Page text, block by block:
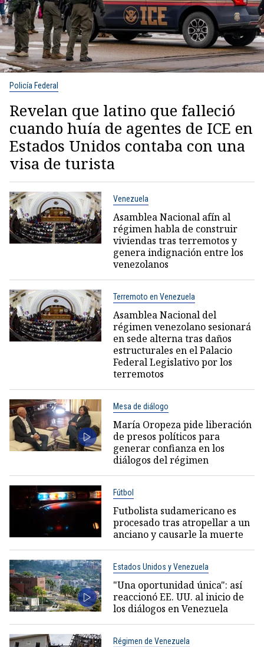
Policía Federal
Revelan que latino que falleció
cuando huía de agentes de ICE en
Estados Unidos contaba con una
visa de turista
Venezuela
Asamblea Nacional afín al
régimen habla de construir
viviendas tras terremotos y
genera indignación entre los
venezolanos
Terremoto en Venezuela
Asamblea Nacional del
régimen venezolano sesionará
en sede alterna tras daños
estructurales en el Palacio
Federal Legislativo por los
terremotos
Mesa de diálogo
María Oropeza pide liberación
de presos políticos para
generar confianza en los
diálogos del régimen
Fútbol
Futbolista sudamericano es
procesado tras atropellar a un
anciano y causarle la muerte
Estados Unidos y Venezuela
"Una oportunidad única": así
reaccionó EE. UU. al inicio de
los diálogos en Venezuela
Régimen de Venezuela